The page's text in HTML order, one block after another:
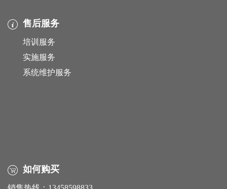
售后服务
培训服务
实施服务
系统维护服务
如何购买